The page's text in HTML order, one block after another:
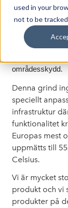
used in your
not to be
ABAS Protect
har utvecklats i
områdesskydd.
Denna grind
speciellt
infrastruktur
funktionalitet
Europas mest
uppmätts till
Celsius.
Vi är mycket
produkt och vi
produkter på